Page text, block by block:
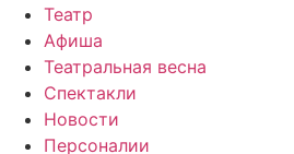
Театр
Афиша
Театральная весна
Спектакли
Новости
Персоналии